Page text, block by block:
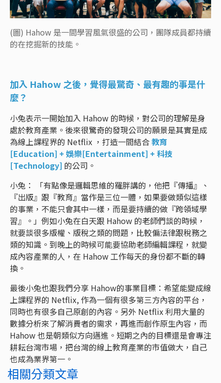
(圖) Hahow 是一間學習風氣很盛的公司，團隊成員都持續
的在挖掘新的技能。
加入 Hahow 之後，覺得最驚奇、最有趣的事是什
麼？
小兔表示一開始加入 Hahow 的時候，對公司的理解是身
處於教育產業。後來很驚奇的發現公司的願景是其實是成
為線上課程界的 Netflix ，打造一間結合教育
[Education] + 娛樂[Entertainment] + 科技
[Technology] 的公司。
小兔： 「有點像是邏輯思維的羅胖講的，他把『傳播』、
『出版』跟『教育』當作是三位一體，如果要做類似這樣
的事業，不能只會其中一樣，而是要持續的做『跨領域學
習』。」例如小兔在白天跟 Hahow 的老師們談的時候，
就要談很多版權、版稅之類的問題，比較偏法律跟稅務之
類的知識。到晚上的時候可能要協助老師編輯課程，就變
成內容產業的人，在 Hahow 工作每天的身份都不斷的轉
換。
最後小兔也跟我們分享 Hahow的事業目標：希望能變成線
上課程界的 Netflix, 作為一個有很多第三方內容的平台，
同時也有很多自己原創的內容。另外 Netflix 利用大量的
數據分析來了解消費者的需求，再進而創作原生內容，而
Hahow 也是朝類似方向邁進。短期之內的目標還是會專注
耕耘台灣市場，把台灣的線上教育產業的市值做大，自己
也成為業界第一。
相關分類文章